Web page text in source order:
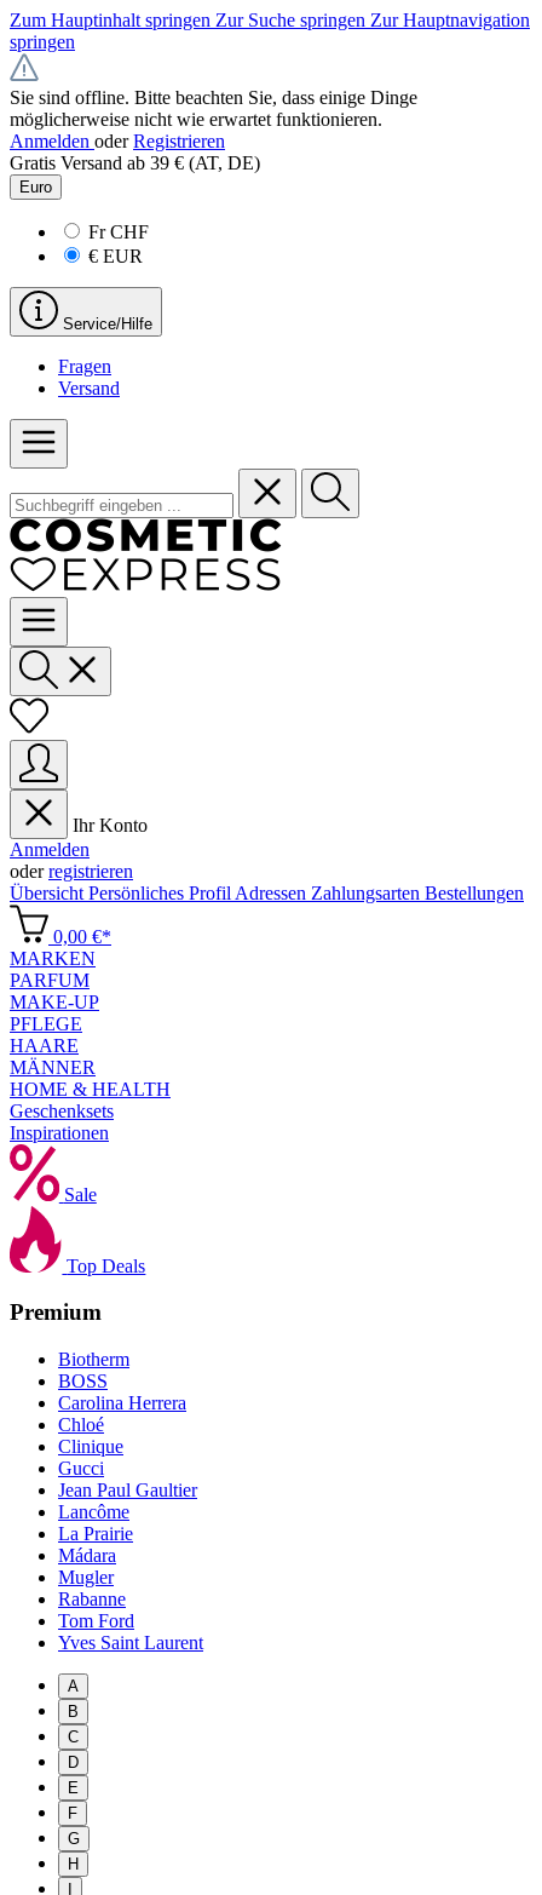
Zum Hauptinhalt springen Zur Suche springen Zur Hauptnavigation
springen
Sie sind offline. Bitte beachten Sie, dass einige Dinge
möglicherweise nicht wie erwartet funktionieren.
Anmelden oder Registrieren
Gratis Versand ab 39 € (AT, DE)
Euro
FrCHF
€ EUR
Service/Hilfe
Fragen
Versand
Ihr Konto
Anmelden
oderregistrieren
Übersicht Persönliches Profil Adressen Zahlungsarten Bestellungen
0,00 €*
MARKEN
PARFUM
MAKE-UP
PFLEGE
HAARE
MÄNNER
HOME & HEALTH
Geschenksets
Inspirationen
Sale
Top Deals
Premium
Biotherm
BOSS
Carolina Herrera
Chloé
Clinique
Gucci
Jean Paul Gaultier
Lancôme
La Prairie
Mádara
Mugler
Rabanne
Tom Ford
Yves Saint Laurent
A
B
C
D
E
F
G
H